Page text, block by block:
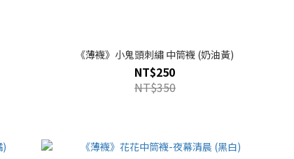
《薄襪》小鬼頭刺繡 中筒襪 (奶油黃)
NT$250
NT$350